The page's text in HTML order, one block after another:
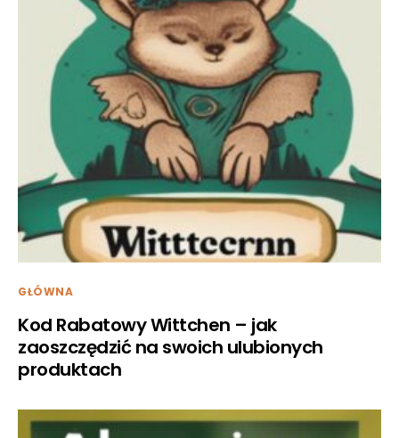
GŁÓWNA
Kod Rabatowy Wittchen – jak
zaoszczędzić na swoich ulubionych
produktach